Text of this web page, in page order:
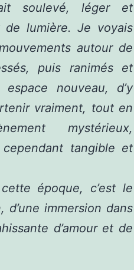
soulevé, léger et
de lumière. Je voyais
autour de
puis ranimés et
nouveau, d’y
vraiment, tout en
mystérieux,
tangible et
époque, c’est le
d’une immersion dans
d’amour et de